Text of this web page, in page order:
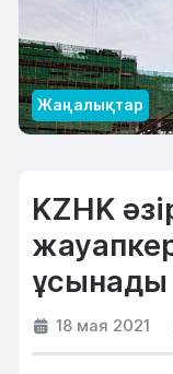
Жаңалықтар
KZHK
ұсынады
18 мая 2021